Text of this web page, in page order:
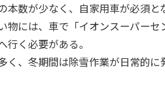
本数が少なく、自家用車が必須と
物には、車で「イオンスーパー
行く必要がある。
く、冬期間は除雪作業が日常的に